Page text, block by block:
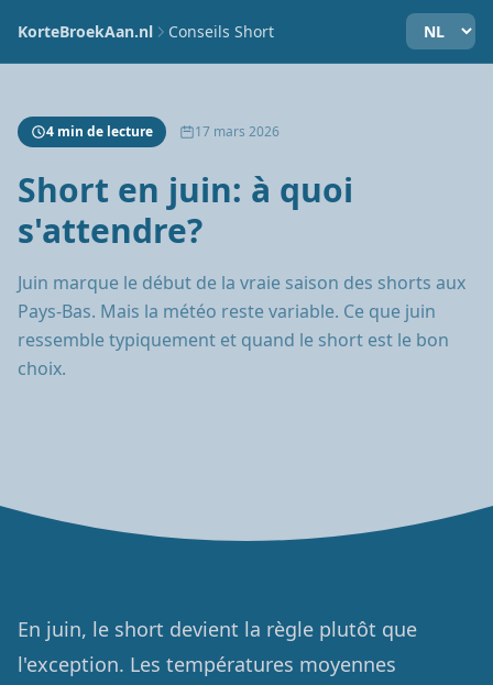
KorteBroekAan.nl Conseils Short
4 min de lecture 17 mars 2026
Short en juin: à quoi
s'attendre?
Juin marque le début de la vraie saison des shorts aux
Pays-Bas. Mais la météo reste variable. Ce que juin
ressemble typiquement et quand le short est le bon
choix.
En juin, le short devient la règle plutôt que
l'exception. Les températures moyennes